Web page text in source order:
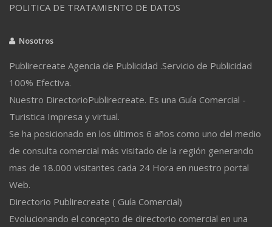
POLITICA DE TRATAMIENTO DE DATOS
Nosotros
Publirecreate Agencia de Publicidad .Servicio de Publicidad
100% Efectiva.
Nuestro DirectorioPublirecreate. Es una Guía Comercial -
Turistica Impresa y virtual.
Se ha posicionado en los últimos 6 años como uno del medio
de consulta comercial más visitado de la región generando
mas de 18.000 visitantes cada 24 Hora en nuestro portal
Web.
Directorio Publirecreate ( Guía Comercial)
Evolucionando el concepto de directorio comercial en una